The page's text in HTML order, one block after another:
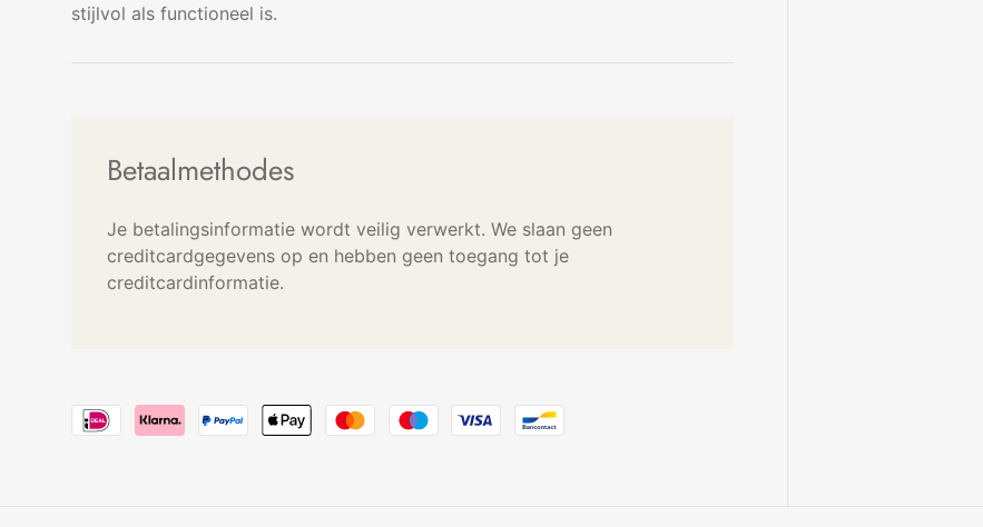
stijlvol als functioneel is.
Betaalmethodes
Je betalingsinformatie wordt veilig verwerkt. We slaan geen
creditcardgegevens op en hebben geen toegang tot je
creditcardinformatie.